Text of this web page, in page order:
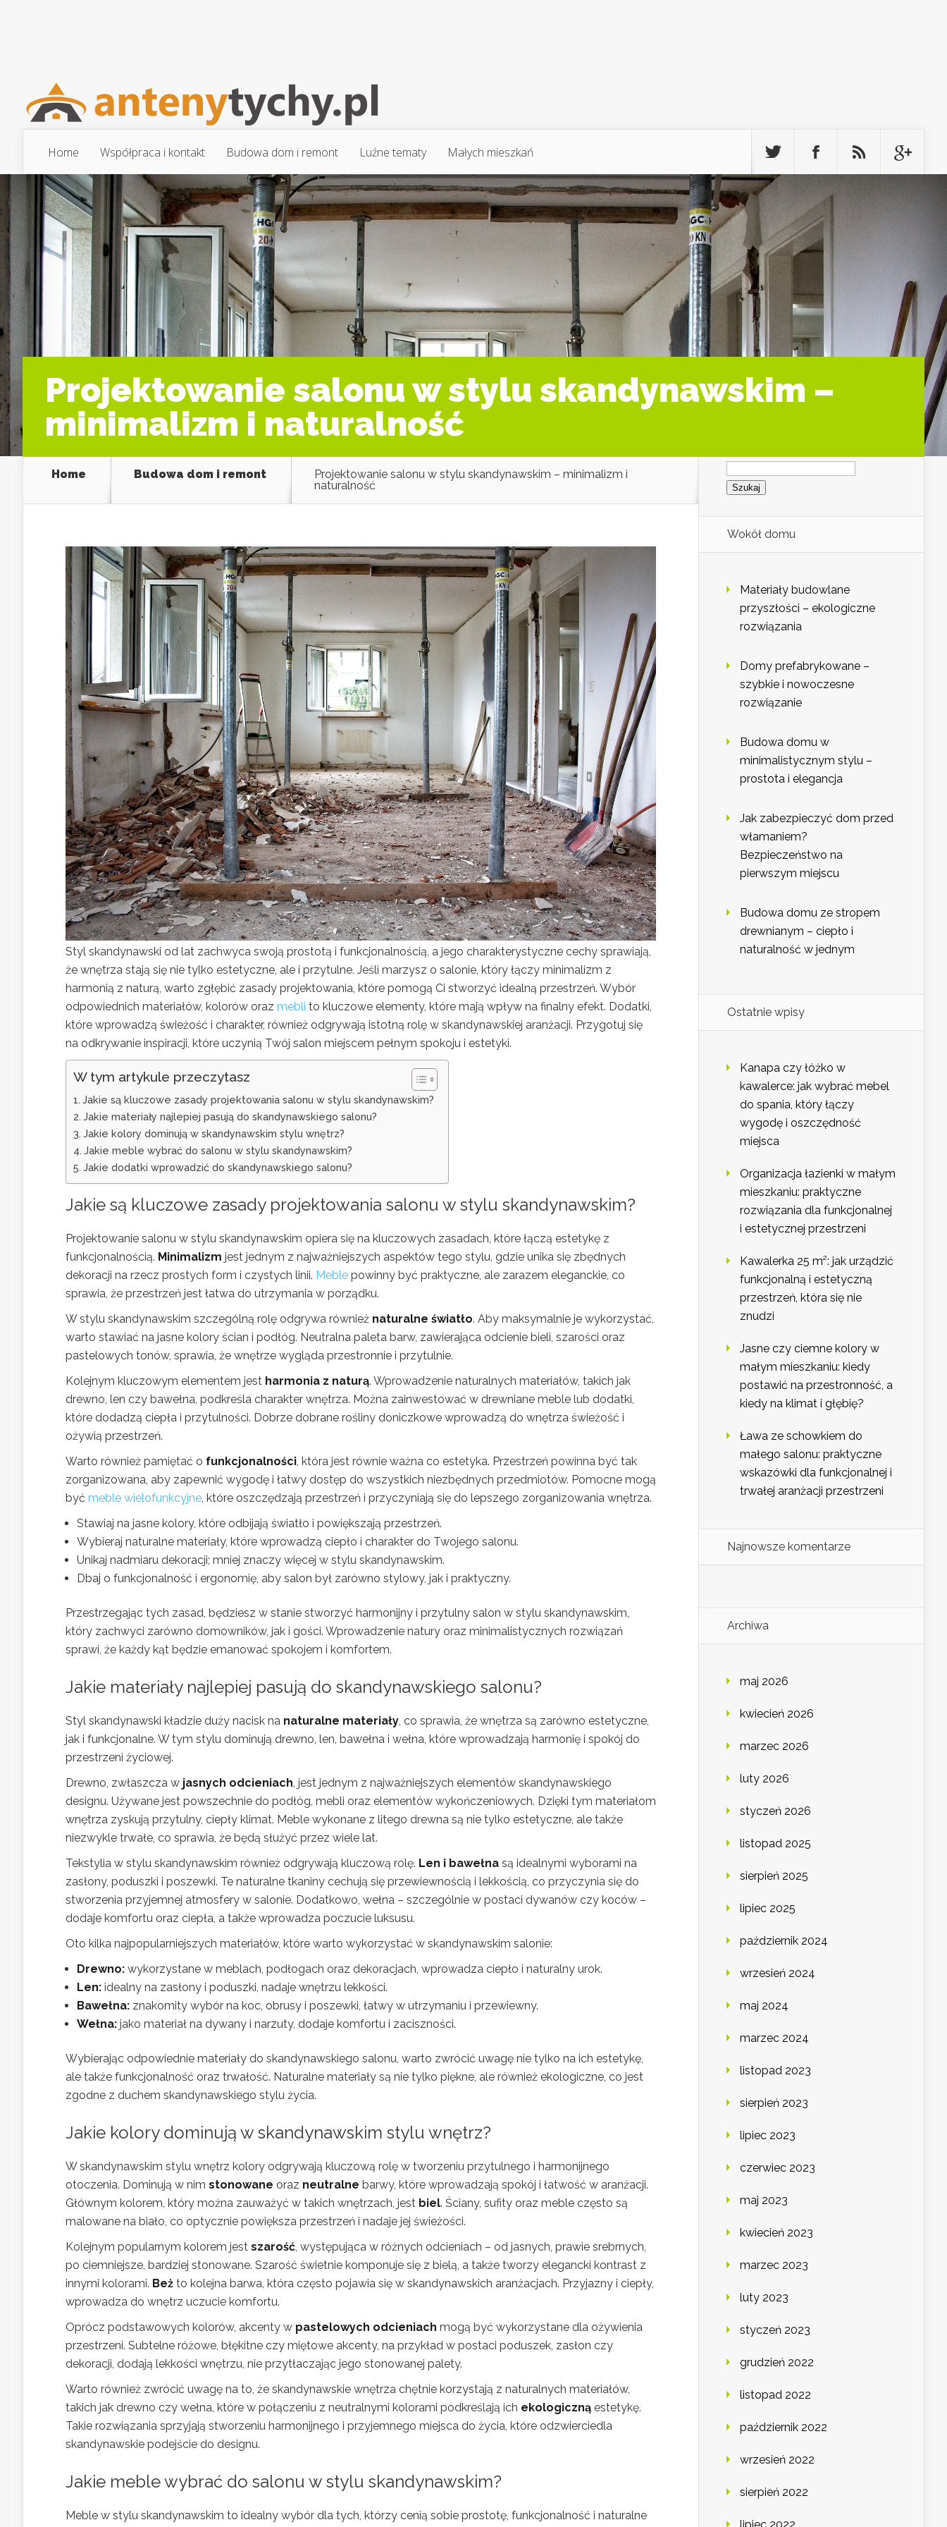
Home Współpraca i kontakt Budowa dom i remont Luźne tematy Małych mieszkań
Projektowanie salonu w stylu skandynawskim –
minimalizm i naturalność
Home Budowa dom i remont
Projektowanie salonu w stylu skandynawskim – minimalizm i
naturalność
Styl skandynawski od lat zachwyca swoją prostotą i funkcjonalnością, a jego charakterystyczne cechy sprawiają,
że wnętrza stają się nie tylko estetyczne, ale i przytulne. Jeśli marzysz o salonie, który łączy minimalizm z
harmonią z naturą, warto zgłębić zasady projektowania, które pomogą Ci stworzyć idealną przestrzeń. Wybór
odpowiednich materiałów, kolorów oraz mebli to kluczowe elementy, które mają wpływ na finalny efekt. Dodatki,
które wprowadzą świeżość i charakter, również odgrywają istotną rolę w skandynawskiej aranżacji. Przygotuj się
na odkrywanie inspiracji, które uczynią Twój salon miejscem pełnym spokoju i estetyki.
W tym artykule przeczytasz
Jakie są kluczowe zasady projektowania salonu w stylu skandynawskim?
Jakie materiały najlepiej pasują do skandynawskiego salonu?
Jakie kolory dominują w skandynawskim stylu wnętrz?
Jakie meble wybrać do salonu w stylu skandynawskim?
Jakie dodatki wprowadzić do skandynawskiego salonu?
Jakie są kluczowe zasady projektowania salonu w stylu skandynawskim?
Projektowanie salonu w stylu skandynawskim opiera się na kluczowych zasadach, które łączą estetykę z
funkcjonalnością. Minimalizm jest jednym z najważniejszych aspektów tego stylu, gdzie unika się zbędnych
dekoracji na rzecz prostych form i czystych linii. Meble powinny być praktyczne, ale zarazem eleganckie, co
sprawia, że przestrzeń jest łatwa do utrzymania w porządku.
W stylu skandynawskim szczególną rolę odgrywa również naturalne światło. Aby maksymalnie je wykorzystać,
warto stawiać na jasne kolory ścian i podłóg. Neutralna paleta barw, zawierająca odcienie bieli, szarości oraz
pastelowych tonów, sprawia, że wnętrze wygląda przestronnie i przytulnie.
Kolejnym kluczowym elementem jest harmonia z naturą. Wprowadzenie naturalnych materiałów, takich jak
drewno, len czy bawełna, podkreśla charakter wnętrza. Można zainwestować w drewniane meble lub dodatki,
które dodadzą ciepła i przytulności. Dobrze dobrane rośliny doniczkowe wprowadzą do wnętrza świeżość i
ożywią przestrzeń.
Warto również pamiętać o funkcjonalności, która jest równie ważna co estetyka. Przestrzeń powinna być tak
zorganizowana, aby zapewnić wygodę i łatwy dostęp do wszystkich niezbędnych przedmiotów. Pomocne mogą
być meble wielofunkcyjne, które oszczędzają przestrzeń i przyczyniają się do lepszego zorganizowania wnętrza.
Stawiaj na jasne kolory, które odbijają światło i powiększają przestrzeń.
Wybieraj naturalne materiały, które wprowadzą ciepło i charakter do Twojego salonu.
Unikaj nadmiaru dekoracji; mniej znaczy więcej w stylu skandynawskim.
Dbaj o funkcjonalność i ergonomię, aby salon był zarówno stylowy, jak i praktyczny.
Przestrzegając tych zasad, będziesz w stanie stworzyć harmonijny i przytulny salon w stylu skandynawskim,
który zachwyci zarówno domowników, jak i gości. Wprowadzenie natury oraz minimalistycznych rozwiązań
sprawi, że każdy kąt będzie emanować spokojem i komfortem.
Jakie materiały najlepiej pasują do skandynawskiego salonu?
Styl skandynawski kładzie duży nacisk na naturalne materiały, co sprawia, że wnętrza są zarówno estetyczne,
jak i funkcjonalne. W tym stylu dominują drewno, len, bawełna i wełna, które wprowadzają harmonię i spokój do
przestrzeni życiowej.
Drewno, zwłaszcza w jasnych odcieniach, jest jednym z najważniejszych elementów skandynawskiego
designu. Używane jest powszechnie do podłóg, mebli oraz elementów wykończeniowych. Dzięki tym materiałom
wnętrza zyskują przytulny, ciepły klimat. Meble wykonane z litego drewna są nie tylko estetyczne, ale także
niezwykle trwałe, co sprawia, że będą służyć przez wiele lat.
Tekstylia w stylu skandynawskim również odgrywają kluczową rolę. Len i bawełna są idealnymi wyborami na
zasłony, poduszki i poszewki. Te naturalne tkaniny cechują się przewiewnością i lekkością, co przyczynia się do
stworzenia przyjemnej atmosfery w salonie. Dodatkowo, wełna – szczególnie w postaci dywanów czy koców –
dodaje komfortu oraz ciepła, a także wprowadza poczucie luksusu.
Oto kilka najpopularniejszych materiałów, które warto wykorzystać w skandynawskim salonie:
Drewno: wykorzystane w meblach, podłogach oraz dekoracjach, wprowadza ciepło i naturalny urok.
Len: idealny na zasłony i poduszki, nadaje wnętrzu lekkości.
Bawełna: znakomity wybór na koc, obrusy i poszewki, łatwy w utrzymaniu i przewiewny.
Wełna: jako materiał na dywany i narzuty, dodaje komfortu i zaciszności.
Wybierając odpowiednie materiały do skandynawskiego salonu, warto zwrócić uwagę nie tylko na ich estetykę,
ale także funkcjonalność oraz trwałość. Naturalne materiały są nie tylko piękne, ale również ekologiczne, co jest
zgodne z duchem skandynawskiego stylu życia.
Jakie kolory dominują w skandynawskim stylu wnętrz?
W skandynawskim stylu wnętrz kolory odgrywają kluczową rolę w tworzeniu przytulnego i harmonijnego
otoczenia. Dominują w nim stonowane oraz neutralne barwy, które wprowadzają spokój i łatwość w aranżacji.
Głównym kolorem, który można zauważyć w takich wnętrzach, jest biel. Ściany, sufity oraz meble często są
malowane na biało, co optycznie powiększa przestrzeń i nadaje jej świeżości.
Kolejnym popularnym kolorem jest szarość, występująca w różnych odcieniach – od jasnych, prawie srebrnych,
po ciemniejsze, bardziej stonowane. Szarość świetnie komponuje się z bielą, a także tworzy elegancki kontrast z
innymi kolorami. Beż to kolejna barwa, która często pojawia się w skandynawskich aranżacjach. Przyjazny i ciepły,
wprowadza do wnętrz uczucie komfortu.
Oprócz podstawowych kolorów, akcenty w pastelowych odcieniach mogą być wykorzystane dla ożywienia
przestrzeni. Subtelne różowe, błękitne czy miętowe akcenty, na przykład w postaci poduszek, zasłon czy
dekoracji, dodają lekkości wnętrzu, nie przytłaczając jego stonowanej palety.
Warto również zwrócić uwagę na to, że skandynawskie wnętrza chętnie korzystają z naturalnych materiałów,
takich jak drewno czy wełna, które w połączeniu z neutralnymi kolorami podkreślają ich ekologiczną estetykę.
Takie rozwiązania sprzyjają stworzeniu harmonijnego i przyjemnego miejsca do życia, które odzwierciedla
skandynawskie podejście do designu.
Jakie meble wybrać do salonu w stylu skandynawskim?
Meble w stylu skandynawskim to idealny wybór dla tych, którzy cenią sobie prostotę, funkcjonalność i naturalne
Szukaj:
Wokół domu
Materiały budowlane
przyszłości – ekologiczne
rozwiązania
Domy prefabrykowane –
szybkie i nowoczesne
rozwiązanie
Budowa domu w
minimalistycznym stylu –
prostota i elegancja
Jak zabezpieczyć dom przed
włamaniem?
Bezpieczeństwo na
pierwszym miejscu
Budowa domu ze stropem
drewnianym – ciepło i
naturalność w jednym
Ostatnie wpisy
Kanapa czy łóżko w
kawalerce: jak wybrać mebel
do spania, który łączy
wygodę i oszczędność
miejsca
Organizacja łazienki w małym
mieszkaniu: praktyczne
rozwiązania dla funkcjonalnej
i estetycznej przestrzeni
Kawalerka 25 m²: jak urządzić
funkcjonalną i estetyczną
przestrzeń, która się nie
znudzi
Jasne czy ciemne kolory w
małym mieszkaniu: kiedy
postawić na przestronność, a
kiedy na klimat i głębię?
Ława ze schowkiem do
małego salonu: praktyczne
wskazówki dla funkcjonalnej i
trwałej aranżacji przestrzeni
Najnowsze komentarze
Archiwa
maj 2026
kwiecień 2026
marzec 2026
luty 2026
styczeń 2026
listopad 2025
sierpień 2025
lipiec 2025
październik 2024
wrzesień 2024
maj 2024
marzec 2024
listopad 2023
sierpień 2023
lipiec 2023
czerwiec 2023
maj 2023
kwiecień 2023
marzec 2023
luty 2023
styczeń 2023
grudzień 2022
listopad 2022
październik 2022
wrzesień 2022
sierpień 2022